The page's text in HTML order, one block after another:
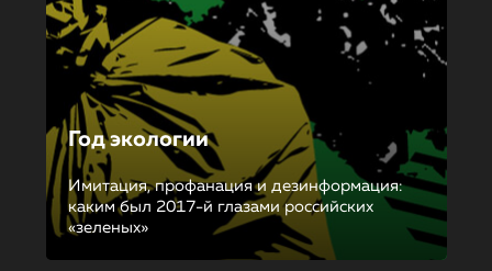
Год экологии
Имитация, профанация и дезинформация:
каким был 2017-й глазами российских
«зеленых»